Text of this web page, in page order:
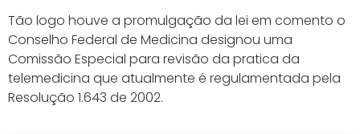
Tão logo houve a promulgação da lei em comento o
Conselho Federal de Medicina designou uma
Comissão Especial para revisão da pratica da
telemedicina que atualmente é regulamentada pela
Resolução 1.643 de 2002.